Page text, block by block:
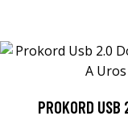
PROKORD